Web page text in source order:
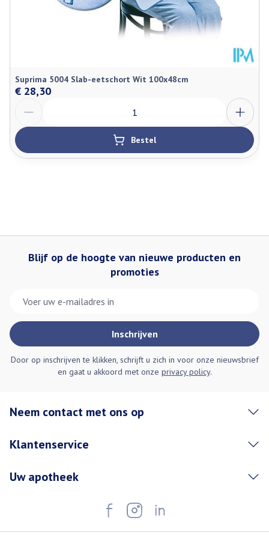
Suprima 5004 Slab-eetschort Wit 100x48cm
€ 28,30
Bestel
Blijf op de hoogte van nieuwe producten en
promoties
Inschrijven
Door op inschrijven te klikken, schrijft u zich in voor onze nieuwsbrief
en gaat u akkoord met onze privacy policy.
Neem contact met ons op
Klantenservice
Uw apotheek